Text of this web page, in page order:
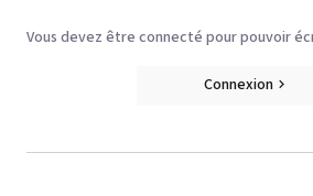
Vous devez être connecté pour pouvoir
Connexion